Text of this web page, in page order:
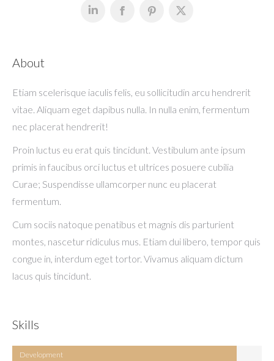
About
Etiam scelerisque iaculis felis, eu sollicitudin arcu hendrerit
vitae. Aliquam eget dapibus nulla. In nulla enim, fermentum
nec placerat hendrerit!
Proin luctus eu erat quis tincidunt. Vestibulum ante ipsum
primis in faucibus orci luctus et ultrices posuere cubilia
Curae; Suspendisse ullamcorper nunc eu placerat
fermentum.
Cum sociis natoque penatibus et magnis dis parturient
montes, nascetur ridiculus mus. Etiam dui libero, tempor quis
congue in, interdum eget tortor. Vivamus aliquam dictum
lacus quis tincidunt.
Skills
Development